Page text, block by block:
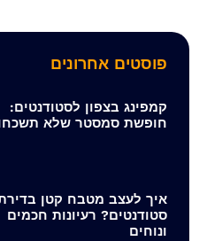
פוסטים אחרונים
קמפינג בצפון לסטודנטים:
חופשת סמסטר שלא
איך לעצב מטבח קטן
סטודנטים? רעיונות חכמים
ונוחים